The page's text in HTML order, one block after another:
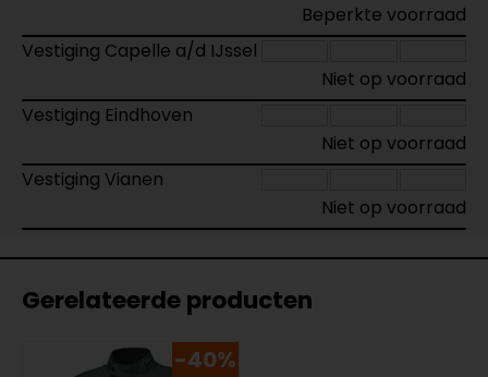
Beperkte voorraad
Vestiging Capelle a/d IJssel
Niet op voorraad
Vestiging Eindhoven
Niet op voorraad
Vestiging Vianen
Niet op voorraad
Gerelateerde producten
-40%